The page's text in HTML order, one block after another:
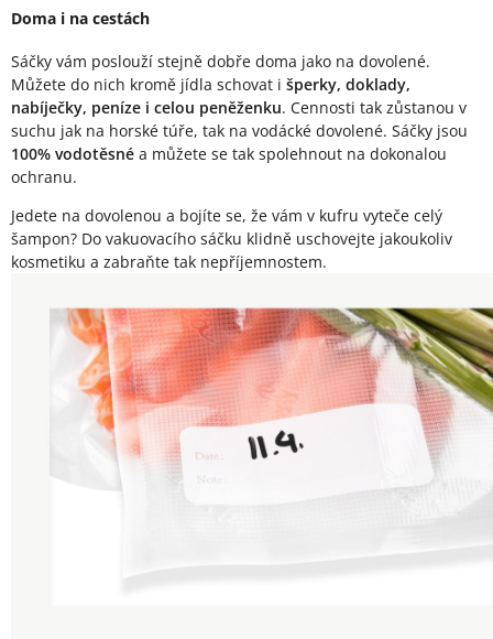
Doma i na cestách
Sáčky vám poslouží stejně dobře doma jako na dovolené.
Můžete do nich kromě jídla schovat i šperky, doklady,
nabíječky, peníze i celou peněženku. Cennosti tak zůstanou v
suchu jak na horské túře, tak na vodácké dovolené. Sáčky jsou
100% vodotěsné a můžete se tak spolehnout na dokonalou
ochranu.
Jedete na dovolenou a bojíte se, že vám v kufru vyteče celý
šampon? Do vakuovacího sáčku klidně uschovejte jakoukoliv
kosmetiku a zabraňte tak nepříjemnostem.